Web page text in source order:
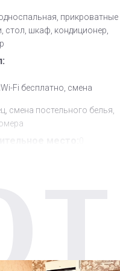
прикроватные
стол, шкаф, кондиционер,
Wi-Fi бесплатно, смена
смена постельного белья,